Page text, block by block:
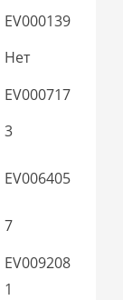
EV000139
Нет
EV000717
3
EV006405
7
EV009208
1